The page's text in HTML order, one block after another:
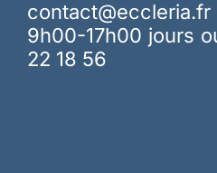
9h00-17h00 jours
22 18 56